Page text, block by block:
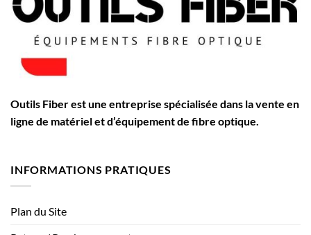
Outils Fiber est une entreprise spécialisée dans la vente en
ligne de matériel et d’équipement de fibre optique.
INFORMATIONS PRATIQUES
Plan du Site